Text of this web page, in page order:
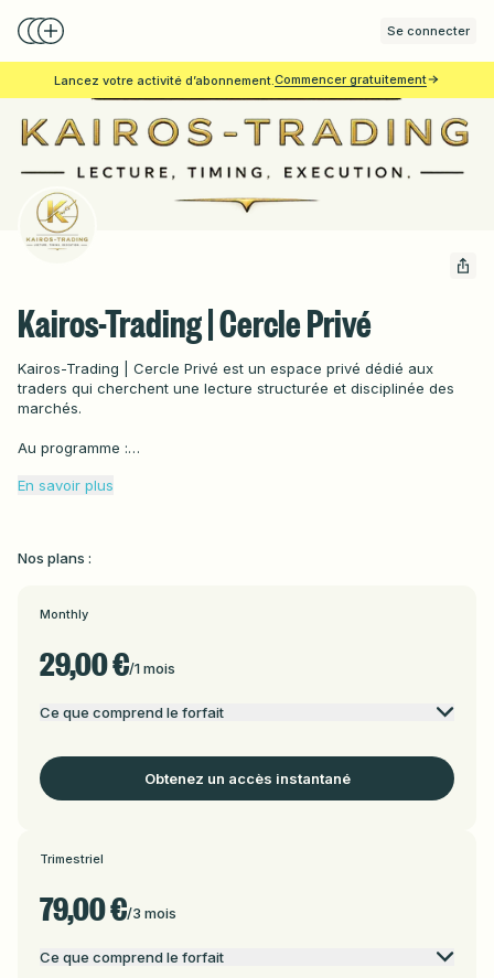
Se connecter
Lancez votre activité d’abonnement. Commencer gratuitement
Kairos-Trading | Cercle Privé
Kairos-Trading | Cercle Privé est un espace privé dédié aux
traders qui cherchent une lecture structurée et disciplinée des
marchés.
Au programme :
– Lecture ICT / Smart Money complète
Pas de trading impulsif.
Pas de copier-coller aveugle.
L’objectif : comprendre le marché, construire un cadre solide et
trader avec méthode, patience et cohérence.
Ce Cercle Privé s’adresse aux traders sérieux, prêts à respecter
En savoir plus
Nos plans :
Monthly
29,00 €/1 mois
Ce que comprend le forfait
Obtenez un accès instantané
Trimestriel
79,00 €/3 mois
Ce que comprend le forfait